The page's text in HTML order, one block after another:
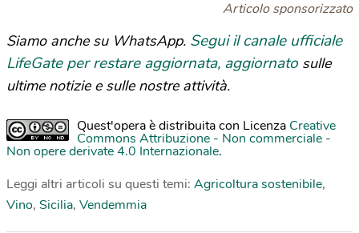
Articolo sponsorizzato
Siamo anche su WhatsApp. Segui il canale ufficiale
LifeGate per restare aggiornata, aggiornato sulle
ultime notizie e sulle nostre attività.
Quest'opera è distribuita con Licenza Creative
Commons Attribuzione - Non commerciale -
Non opere derivate 4.0 Internazionale.
Leggi altri articoli su questi temi: Agricoltura sostenibile,
Vino, Sicilia, Vendemmia